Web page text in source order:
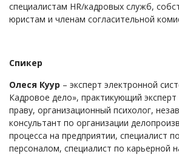
специалистам HR/кадровых служб,
юристам и членам согласительной
Спикер
Олеся Куур – эксперт электронной
Кадровое дело», практикующий
праву, организационный психолог,
консультант по организации
процесса на предприятии, специалист
персоналом, специалист по карьерной